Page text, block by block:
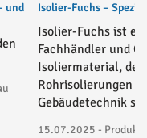
und
Isolier-Fuchs –
Isolier-Fuchs ist
Fachhändler und
Isoliermaterial, der
Rohrisolierungen
Gebäudetechnik
15.07.2025 -